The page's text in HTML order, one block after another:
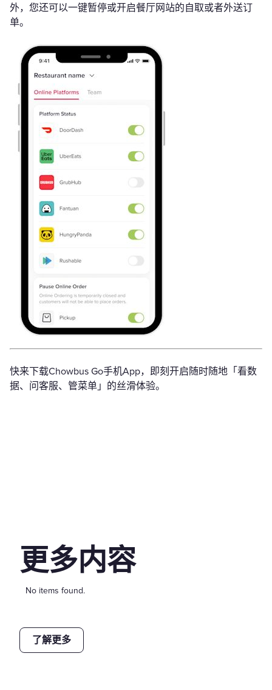
外，您还可以一键暂停或开启餐厅网站的自取或者外送订
单。
快来下载Chowbus Go手机App，即刻开启随时随地「看数
据、问客服、管菜单」的丝滑体验。
更多内容
No items found.
了解更多